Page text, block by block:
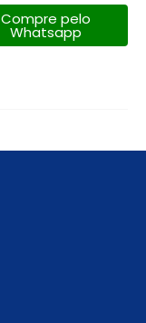
Compre pelo
Whatsapp